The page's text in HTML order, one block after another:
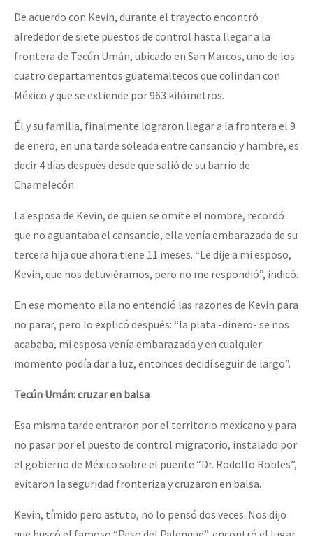
De acuerdo con Kevin, durante el trayecto encontró
alrededor de siete puestos de control hasta llegar a la
frontera de Tecún Umán, ubicado en San Marcos, uno de los
cuatro departamentos guatemaltecos que colindan con
México y que se extiende por 963 kilómetros.
Él y su familia, finalmente lograron llegar a la frontera el 9
de enero, en una tarde soleada entre cansancio y hambre, es
decir 4 días después desde que salió de su barrio de
Chamelecón.
La esposa de Kevin, de quien se omite el nombre, recordó
que no aguantaba el cansancio, ella venía embarazada de su
tercera hija que ahora tiene 11 meses. “Le dije a mi esposo,
Kevin, que nos detuviéramos, pero no me respondió”, indicó.
En ese momento ella no entendió las razones de Kevin para
no parar, pero lo explicó después: “la plata -dinero- se nos
acababa, mi esposa venía embarazada y en cualquier
momento podía dar a luz, entonces decidí seguir de largo”.
Tecún Umán: cruzar en balsa
Esa misma tarde entraron por el territorio mexicano y para
no pasar por el puesto de control migratorio, instalado por
el gobierno de México sobre el puente “Dr. Rodolfo Robles”,
evitaron la seguridad fronteriza y cruzaron en balsa.
Kevin, tímido pero astuto, no lo pensó dos veces. Nos dijo